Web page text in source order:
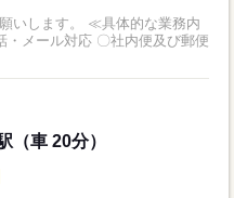
具体的な業務内
メール対応 〇社内便及び郵便
（車 20分）